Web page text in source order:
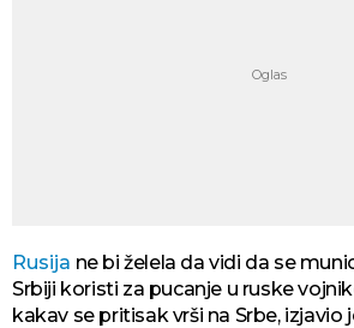
Rusija ne bi želela da vidi da se
Srbiji koristi za pucanje u ruske
kakav se pritisak vrši na Srbe, izjavio